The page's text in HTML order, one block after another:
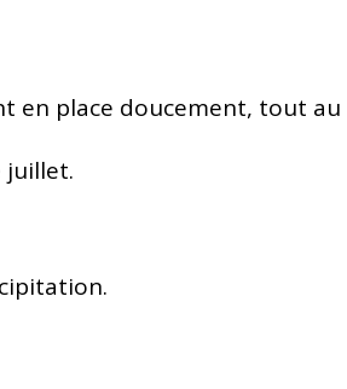
en place doucement, tout au
juillet.